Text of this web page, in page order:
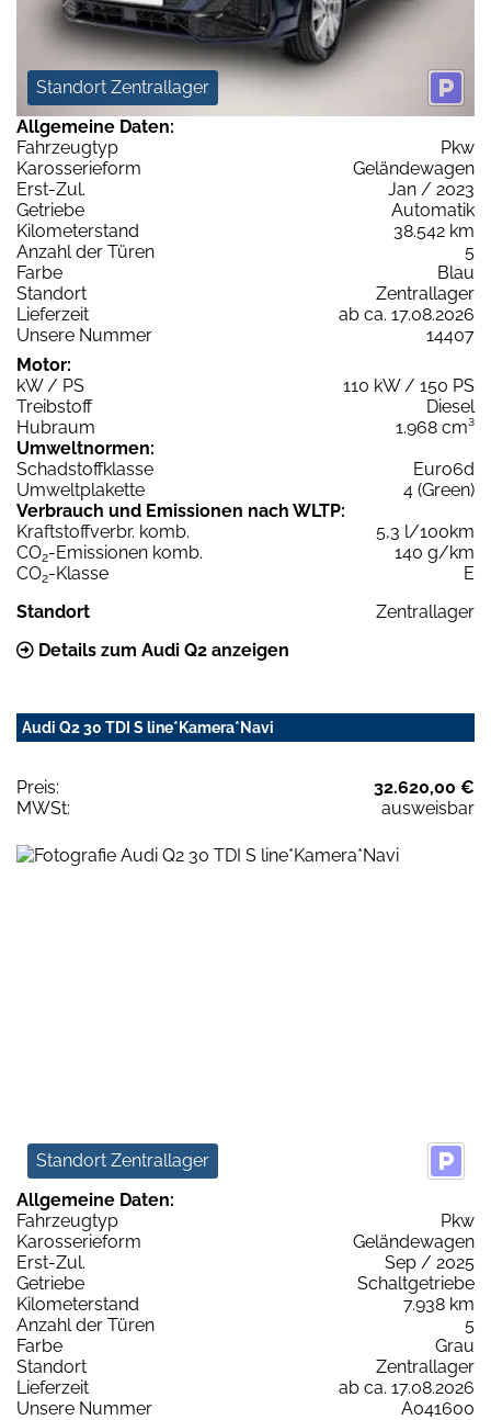
Standort Zentrallager
Allgemeine Daten:
Fahrzeugtyp
Pkw
Karosserieform
Geländewagen
Erst-Zul.
Jan / 2023
Getriebe
Automatik
Kilometerstand
38.542 km
Anzahl der Türen
5
Farbe
Blau
Standort
Zentrallager
Lieferzeit
ab ca. 17.08.2026
Unsere Nummer
14407
Motor:
kW / PS
110 kW / 150 PS
Treibstoff
Diesel
Hubraum
1.968 cm³
Umweltnormen:
Schadstoffklasse
Euro6d
Umweltplakette
4 (Green)
Verbrauch und Emissionen nach WLTP:
Kraftstoffverbr. komb.
5,3 l/100km
CO2-Emissionen komb.
140 g/km
CO2-Klasse
E
Standort
Zentrallager
Details zum Audi Q2 anzeigen
Audi Q2 30 TDI S line*Kamera*Navi
Preis:
32.620,00 €
MWSt:
ausweisbar
Standort Zentrallager
Allgemeine Daten:
Fahrzeugtyp
Pkw
Karosserieform
Geländewagen
Erst-Zul.
Sep / 2025
Getriebe
Schaltgetriebe
Kilometerstand
7.938 km
Anzahl der Türen
5
Farbe
Grau
Standort
Zentrallager
Lieferzeit
ab ca. 17.08.2026
Unsere Nummer
A041600